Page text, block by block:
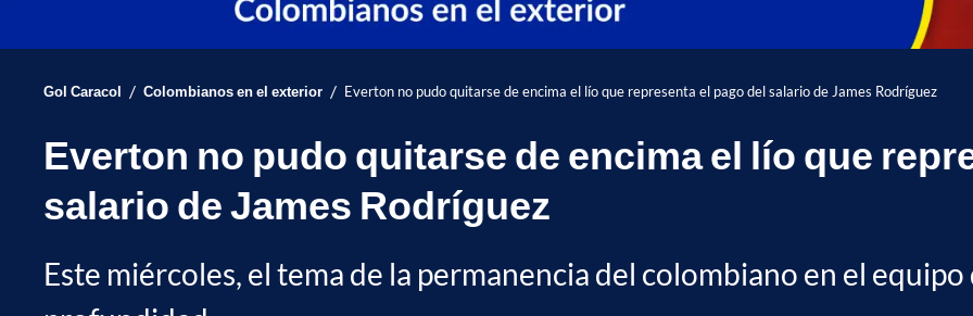
Gol Caracol / Colombianos en el exterior / Everton no pudo quitarse de encima el lío que representa el pago del salario de James Rodríguez
Everton no pudo quitarse de encima el lío que
salario de James Rodríguez
Este miércoles, el tema de la permanencia del colombiano en el